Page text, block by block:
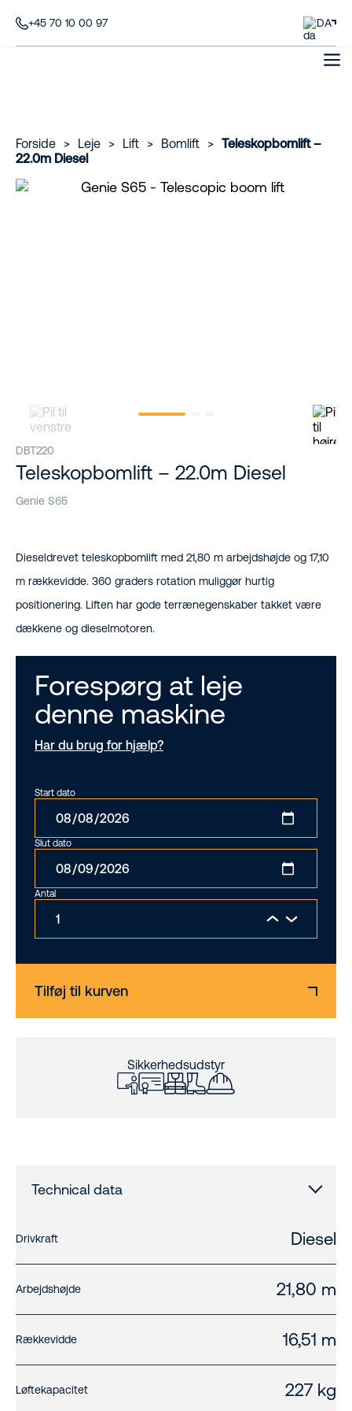
+45 70 10 00 97 DA
Forside > Leje > Lift > Bomlift > Teleskopbomlift –
22.0m Diesel
DBT220
Teleskopbomlift – 22.0m Diesel
Genie S65
Dieseldrevet teleskopbomlift med 21,80 m arbejdshøjde og 17,10
m rækkevidde. 360 graders rotation muliggør hurtig
positionering. Liften har gode terrænegenskaber takket være
dækkene og dieselmotoren.
Forespørg at leje
denne maskine
Har du brug for hjælp?
Start dato
Slut dato
Antal
Tilføj til kurven
Sikkerhedsudstyr
Technical data
Drivkraft Diesel
Arbejdshøjde 21,80 m
Rækkevidde 16,51 m
Løftekapacitet 227 kg